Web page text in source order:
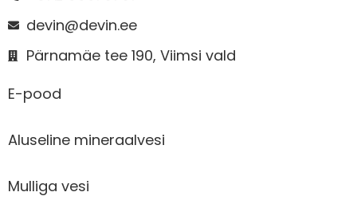
devin@devin.ee
Pärnamäe tee 190, Viimsi vald
E-pood
Aluseline mineraalvesi
Mulliga vesi